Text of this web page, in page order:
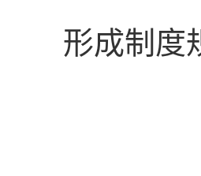
形成制度